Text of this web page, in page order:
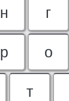
н г
р о
т